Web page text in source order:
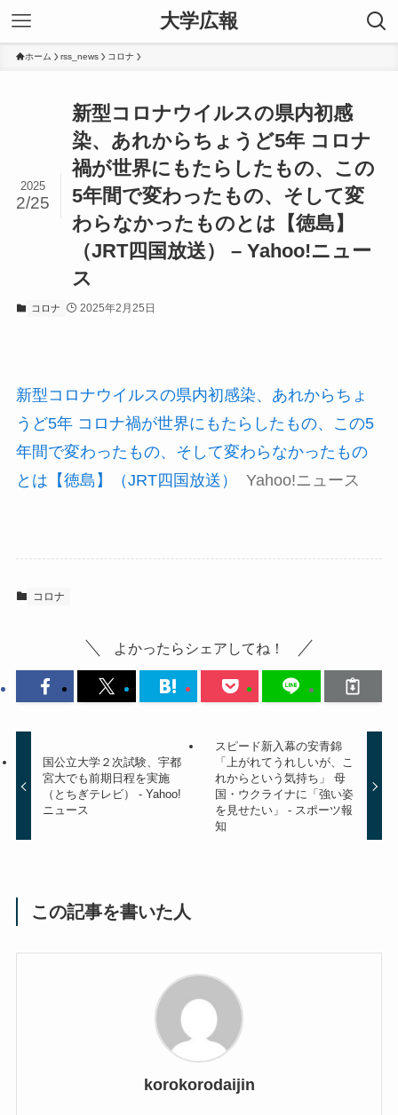
大学広報
ホーム rss_news コロナ
新型コロナウイルスの県内初感
染、あれからちょうど5年 コロナ
禍が世界にもたらしたもの、この
5年間で変わったもの、そして変
わらなかったものとは【徳島】
（JRT四国放送） – Yahoo!ニュー
ス
2025
2/25
コロナ 2025年2月25日
新型コロナウイルスの県内初感染、あれからちょ
うど5年 コロナ禍が世界にもたらしたもの、この5
年間で変わったもの、そして変わらなかったもの
とは【徳島】（JRT四国放送）
Yahoo!ニュース
コロナ
よかったらシェアしてね！
国公立大学２次試験、宇都
宮大でも前期日程を実施
（とちぎテレビ） - Yahoo!
ニュース
スピード新入幕の安青錦
「上がれてうれしいが、こ
れからという気持ち」 母
国・ウクライナに「強い姿
を見せたい」 - スポーツ報
知
この記事を書いた人
korokorodaijin